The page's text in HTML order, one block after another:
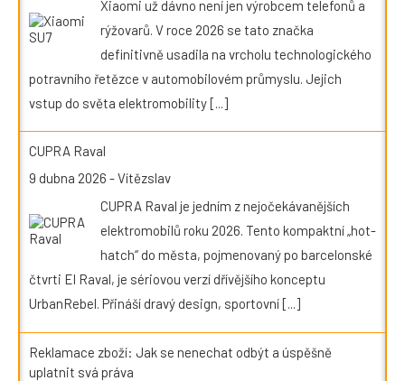
Xiaomi už dávno není jen výrobcem telefonů a
rýžovarů. V roce 2026 se tato značka
definitivně usadila na vrcholu technologického
potravního řetězce v automobilovém průmyslu. Jejich
vstup do světa elektromobility[...]
CUPRA Raval
9 dubna 2026 -Vítězslav
CUPRA Raval je jedním z nejočekávanějších
elektromobilů roku 2026. Tento kompaktní „hot-
hatch“ do města, pojmenovaný po barcelonské
čtvrti El Raval, je sériovou verzí dřívějšího konceptu
UrbanRebel. Přináší dravý design, sportovní[...]
Reklamace zboží: Jak se nenechat odbýt a úspěšně
uplatnit svá práva